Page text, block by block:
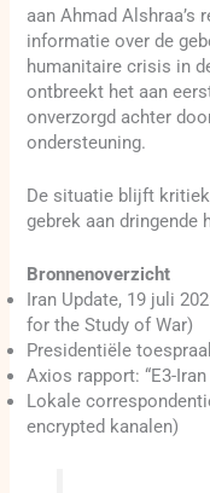
aan Ahmad Alshraa’s
informatie over de
humanitaire crisis in
ontbreekt het aan
onverzorgd achter
ondersteuning.
De situatie blijft
gebrek aan dringende
Bronnenoverzicht
Iran Update, 19 juli
for the Study of War)
Presidentiële
Axios rapport: “E3-
Lokale
encrypted kanalen)